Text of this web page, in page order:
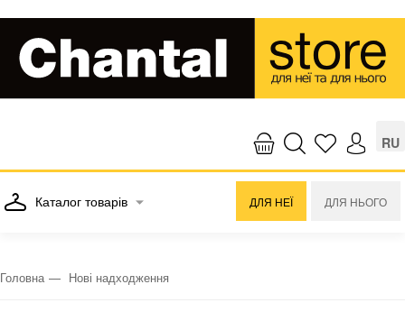
RU
Каталог товарів ДЛЯ НЕЇ ДЛЯ НЬОГО
Головна Нові надходження